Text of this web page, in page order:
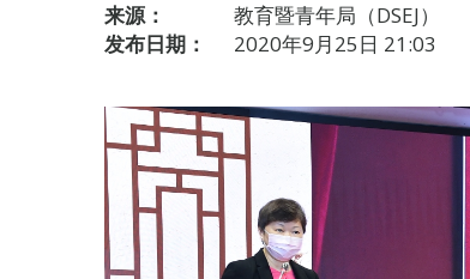
来源：
教育暨青年局（DSEJ）
发布日期：
2020年9月25日 21:03